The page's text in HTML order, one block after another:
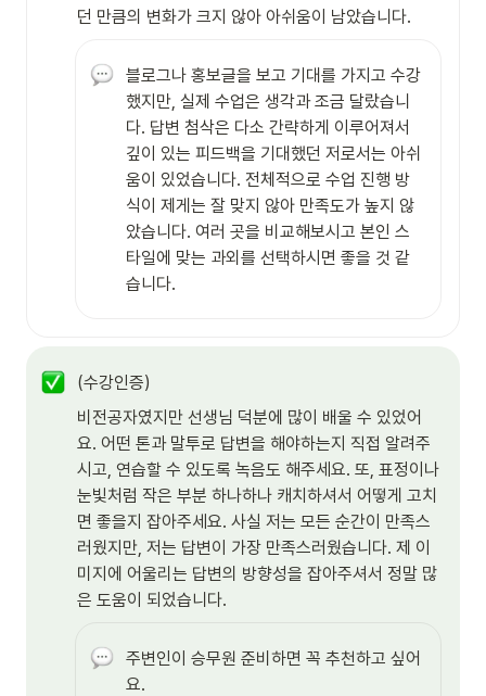
던 만큼의 변화가 크지 않아 아쉬움이 남았습니다.
블로그나 홍보글을 보고 기대를 가지고 수강
했지만, 실제 수업은 생각과 조금 달랐습니
다. 답변 첨삭은 다소 간략하게 이루어져서
깊이 있는 피드백을 기대했던 저로서는 아쉬
움이 있었습니다. 전체적으로 수업 진행 방
식이 제게는 잘 맞지 않아 만족도가 높지 않
았습니다. 여러 곳을 비교해보시고 본인 스
타일에 맞는 과외를 선택하시면 좋을 것 같
습니다.
(수강인증)
비전공자였지만 선생님 덕분에 많이 배울 수 있었어
요. 어떤 톤과 말투로 답변을 해야하는지 직접 알려주
시고, 연습할 수 있도록 녹음도 해주세요. 또, 표정이나
눈빛처럼 작은 부분 하나하나 캐치하셔서 어떻게 고치
면 좋을지 잡아주세요. 사실 저는 모든 순간이 만족스
러웠지만, 저는 답변이 가장 만족스러웠습니다. 제 이
미지에 어울리는 답변의 방향성을 잡아주셔서 정말 많
은 도움이 되었습니다.
주변인이 승무원 준비하면 꼭 추천하고 싶어
요.